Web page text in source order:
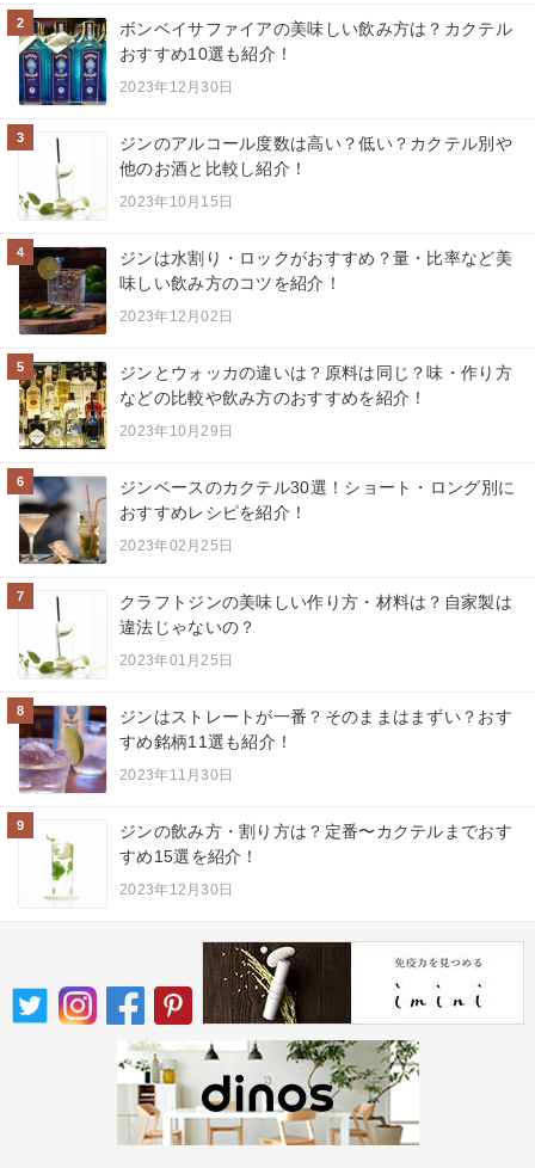
2
ボンベイサファイアの美味しい飲み方は？カクテル
おすすめ10選も紹介！
2023年12月30日
3
ジンのアルコール度数は高い？低い？カクテル別や
他のお酒と比較し紹介！
2023年10月15日
4
ジンは水割り・ロックがおすすめ？量・比率など美
味しい飲み方のコツを紹介！
2023年12月02日
5
ジンとウォッカの違いは？原料は同じ？味・作り方
などの比較や飲み方のおすすめを紹介！
2023年10月29日
6
ジンベースのカクテル30選！ショート・ロング別に
おすすめレシピを紹介！
2023年02月25日
7
クラフトジンの美味しい作り方・材料は？自家製は
違法じゃないの？
2023年01月25日
8
ジンはストレートが一番？そのままはまずい？おす
すめ銘柄11選も紹介！
2023年11月30日
9
ジンの飲み方・割り方は？定番〜カクテルまでおす
すめ15選を紹介！
2023年12月30日